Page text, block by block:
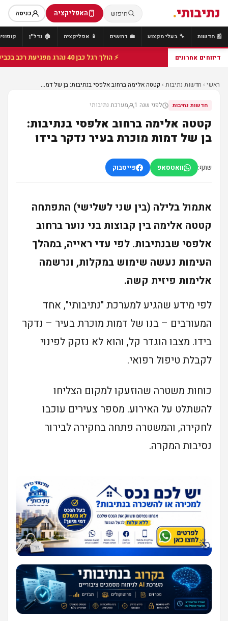
נתיבותי. חיפוש האפליקציה כניסה
📰 חדשות 🔧 בעלי מקצוע 💼 דרושים 📱 אפליקציה 🏠 נדל"ן
דיווחים אחרונים ⚡ הולך רגל כבן 40 נהרג מפגיעת רכב בכביש 25 סמוך לצומת הנשיא, מתנדבי זק"א פועלו בזירה
ראשי › חדשות נתיבות › קטטה אלימה ברחוב אלפסי בנתיבות: בן של דמ...
חדשות נתיבות לפני שנה 1 מערכת נתיבותי
קטטה אלימה ברחוב אלפסי בנתיבות:
בן של דמות מוכרת בעיר נדקר בידו
שתף: וואטסאפ פייסבוק
אתמול בלילה (בין שני לשלישי) התפתחה
קטטה אלימה בין קבוצות בני נוער ברחוב
אלפסי שבנתיבות. לפי עדי ראייה, במהלך
העימות נעשה שימוש במקלות, ונרשמה
אלימות פיזית קשה.
לפי מידע שהגיע למערכת "נתיבותי", אחד
המעורבים – בנו של דמות מוכרת בעיר – נדקר
בידו. מצבו הוגדר קל, והוא לא נזקק לפינוי
לקבלת טיפול רפואי.
כוחות משטרה שהוזעקו למקום הצליחו
להשתלט על האירוע. מספר צעירים עוכבו
לחקירה, והמשטרה פתחה בחקירה לבירור
נסיבות המקרה.